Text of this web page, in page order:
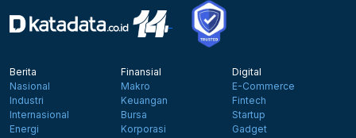
Berita
Nasional
Industri
Internasional
Energi
Finansial
Makro
Keuangan
Bursa
Korporasi
Digital
E-Commerce
Fintech
Startup
Gadget